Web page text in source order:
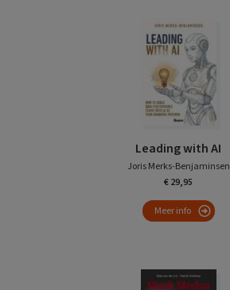
Leading with AI
Joris Merks-Benjaminsen
€ 29,95
Meer info